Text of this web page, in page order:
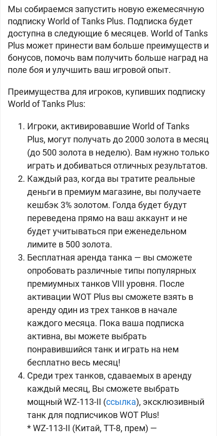
Мы собираемся запустить новую ежемесячную
подписку World of Tanks Plus. Подписка будет
доступна в следующие 6 месяцев. World of Tanks
Plus может принести вам больше преимуществ и
бонусов, помочь вам получить больше наград на
поле боя и улучшить ваш игровой опыт.
Преимущества для игроков, купивших подписку
World of Tanks Plus:
Игроки, активировавшие World of Tanks
Plus, могут получать до2000 золота в месяц
(до 500 золота в неделю). Вам нужно только
играть и добиваться отличных результатов.
Каждый раз, когда вы тратите реальные
деньги в премиум магазине, вы получаете
кешбэк 3% золотом. Голда будет будут
переведена прямо на ваш аккаунт и не
будет учитываться при еженедельном
лимите в 500 золота.
Бесплатная аренда танка — вы сможете
опробовать различные типы популярных
премиумных танков VIII уровня. После
активации WOT Plus вы сможете взять в
аренду один из трех танков в начале
каждого месяца. Пока ваша подписка
активна, вы можете выбрать
понравившийся танк и играть на нем
бесплатно весь месяц!
Среди трех танков, сдаваемых в аренду
каждый месяц, Вы сможете выбрать
мощный WZ-113-II (ссылка), эксклюзивный
танк для подписчиков WOT Plus!
* WZ-113-II (Китай, ТТ-8, прем) —